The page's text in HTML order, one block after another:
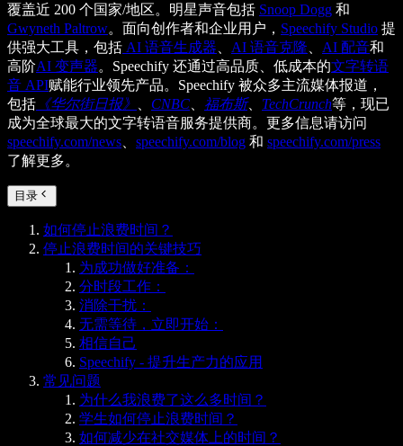
覆盖近 200 个国家/地区。明星声音包括 Snoop Dogg 和
Gwyneth Paltrow。面向创作者和企业用户， Speechify Studio 提
供强大工具，包括 AI 语音生成器 AI 语音克隆 AI 配音和
高阶AI 变声器。Speechify 还通过高品质、低成本的文字转语
音 API赋能行业领先产品。Speechify 被众多主流媒体报道，
包括 《华尔街日报》 CNBC 福布斯、 TechCrunch等，现已
成为全球最大的文字转语音服务提供商。更多信息请访问
speechify.com/news
speechify.com/blog 和 speechify.com/press
了解更多。
目录
如何停止浪费时间？
停止浪费时间的关键技巧
为成功做好准备：
分时段工作：
消除干扰：
无需等待，立即开始：
相信自己
Speechify - 提升生产力的应用
常见问题
为什么我浪费了这么多时间？
学生如何停止浪费时间？
如何减少在社交媒体上的时间？